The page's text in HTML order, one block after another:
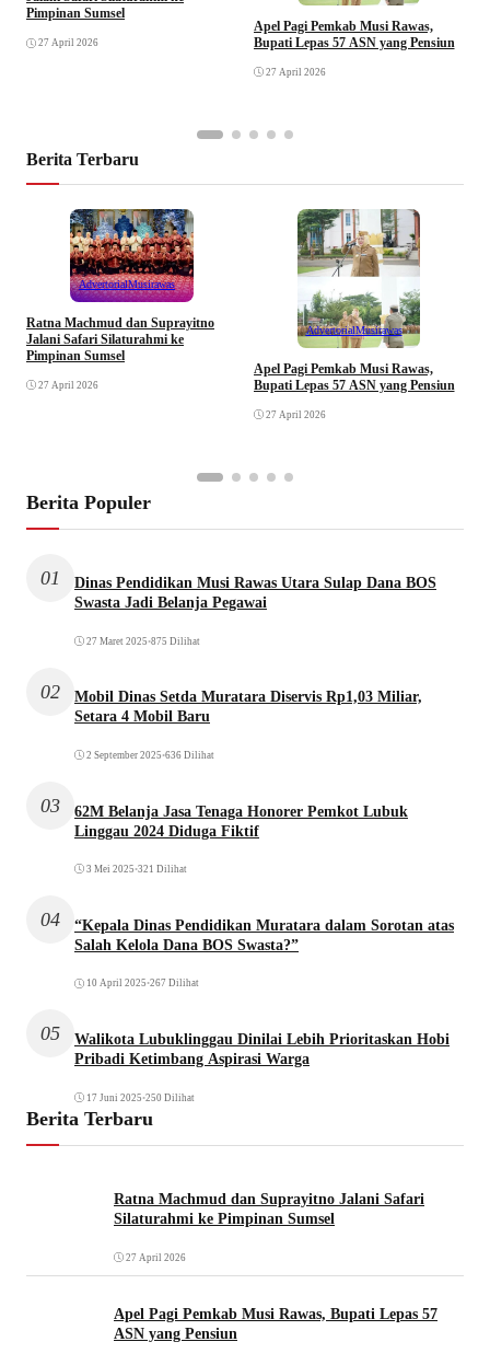
Pimpinan Sumsel
27 April 2026
Apel Pagi Pemkab Musi Rawas,
Bupati Lepas 57 ASN yang Pensiun
27 April 2026
Berita Terbaru
AdvertorialMusirawas
Ratna Machmud dan Suprayitno
Jalani Safari Silaturahmi ke
Pimpinan Sumsel
27 April 2026
AdvertorialMusirawas
Apel Pagi Pemkab Musi Rawas,
Bupati Lepas 57 ASN yang Pensiun
27 April 2026
Berita Populer
01
Dinas Pendidikan Musi Rawas Utara Sulap Dana BOS
Swasta Jadi Belanja Pegawai
27 Maret 2025 •875 Dilihat
02
Mobil Dinas Setda Muratara Diservis Rp1,03 Miliar,
Setara 4 Mobil Baru
2 September 2025 •636 Dilihat
03
62M Belanja Jasa Tenaga Honorer Pemkot Lubuk
Linggau 2024 Diduga Fiktif
3 Mei 2025 •321 Dilihat
04
“Kepala Dinas Pendidikan Muratara dalam Sorotan atas
Salah Kelola Dana BOS Swasta?”
10 April 2025 •267 Dilihat
05
Walikota Lubuklinggau Dinilai Lebih Prioritaskan Hobi
Pribadi Ketimbang Aspirasi Warga
17 Juni 2025 •250 Dilihat
Berita Terbaru
Ratna Machmud dan Suprayitno Jalani Safari
Silaturahmi ke Pimpinan Sumsel
27 April 2026
Apel Pagi Pemkab Musi Rawas, Bupati Lepas 57
ASN yang Pensiun